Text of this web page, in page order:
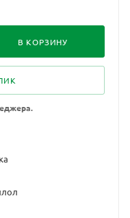
В КОРЗИНУ